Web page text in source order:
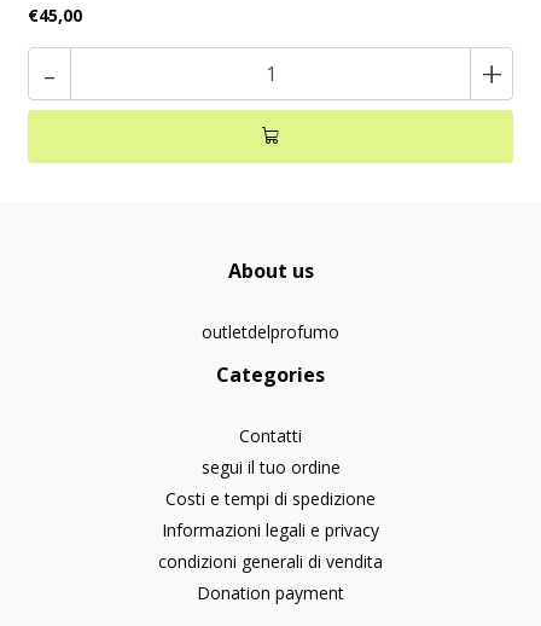
€45,00
- +
About us
outletdelprofumo
Categories
Contatti
segui il tuo ordine
Costi e tempi di spedizione
Informazioni legali e privacy
condizioni generali di vendita
Donation payment